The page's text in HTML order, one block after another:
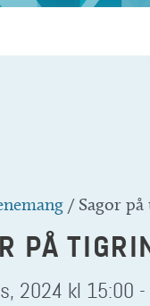
/ Sagor
PÅ
2024 kl 15:00 -